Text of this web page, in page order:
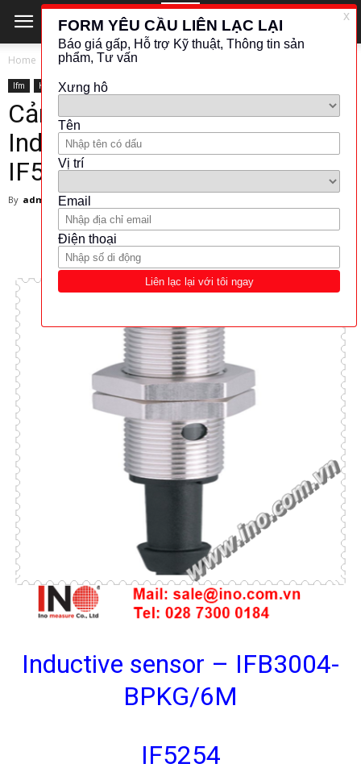
Home Ifm
Ifm KHOẢNG CÁCH - VỊ TRÍ
Cảm biến tiệm cận IFM –
Inductive Sensors IFM –
IF5254 – IFM Việt Nam
By admin - March 1, 2024
Inductive sensor – IFB3004-
BPKG/6M
IF5254